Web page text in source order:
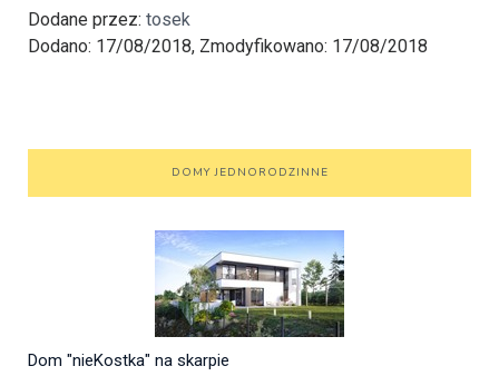
Dodane przez: tosek
Dodano: 17/08/2018, Zmodyfikowano: 17/08/2018
DOMY JEDNORODZINNE
Dom "nieKostka" na skarpie